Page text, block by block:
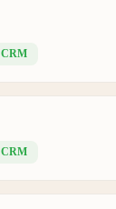
CRM
CRM